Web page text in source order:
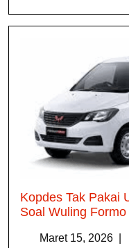
Kopdes Tak Pakai
Soal Wuling
Maret 15, 2026